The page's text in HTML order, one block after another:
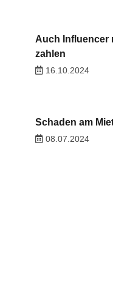
Auch Influencer
zahlen
16.10.2024
Schaden am
08.07.2024